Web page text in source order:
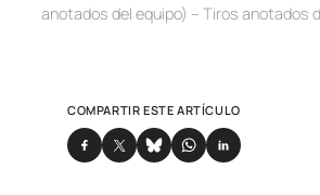
anotados del equipo) – Tiros anotados
COMPARTIR ESTE ARTÍCULO